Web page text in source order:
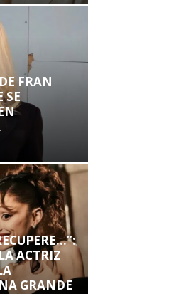
FRAN
SE
ACTRIZ
GRANDE